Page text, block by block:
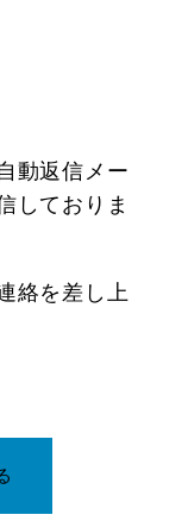
動返信メー
しておりま
絡を差し上